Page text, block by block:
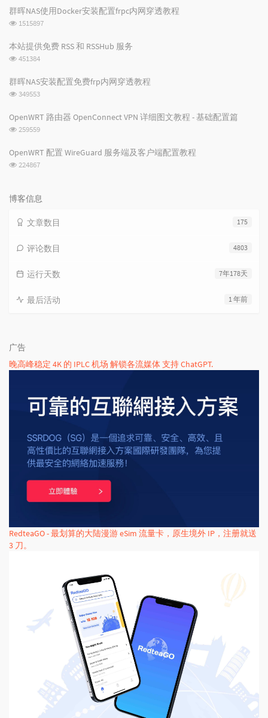
文
章
评
论
群晖NAS使用Docker安装配置frpc内网穿透教程
浏
次
数:
1515897
本站提供免费 RSS 和 RSSHub 服务
浏
次
数:
451384
群晖NAS安装配置免费frp内网穿透教程
浏
次
349553
OpenWRT 路由器 OpenConnect VPN 详细图文教程 - 基础配置篇
浏
次
259559
OpenWRT 配置 WireGuard 服务端及客户端配置教程
浏
数:
224867
博客信息
175
文章数目
4803
评论数目
7年178天
运行天数
1 年前
最后活动
广告
晚高峰稳定 4K 的 IPLC 机场 解锁各流媒体 支持 ChatGPT.
RedteaGO - 最划算的大陆漫游 eSim 流量卡，原生境外 IP，注册就送
3 刀。